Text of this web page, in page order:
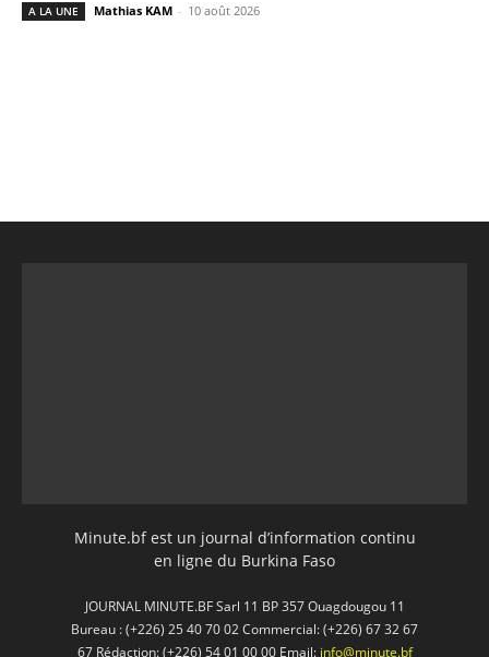
A LA UNE Mathias KAM - 10 août 2026
Minute.bf est un journal d’information continu
en ligne du Burkina Faso
JOURNAL MINUTE.BF Sarl 11 BP 357 Ouagdougou 11
Bureau : (+226) 25 40 70 02 Commercial: (+226) 67 32 67
67 Rédaction: (+226) 54 01 00 00 Email: info@minute.bf